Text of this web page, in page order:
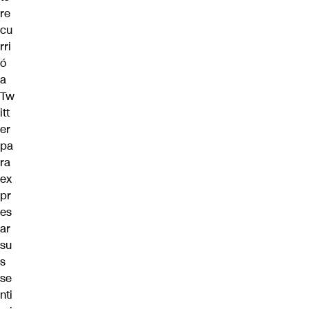
re
cu
rri
ó
a
Tw
itt
er
pa
ra
ex
pr
es
ar
su
s
se
nti